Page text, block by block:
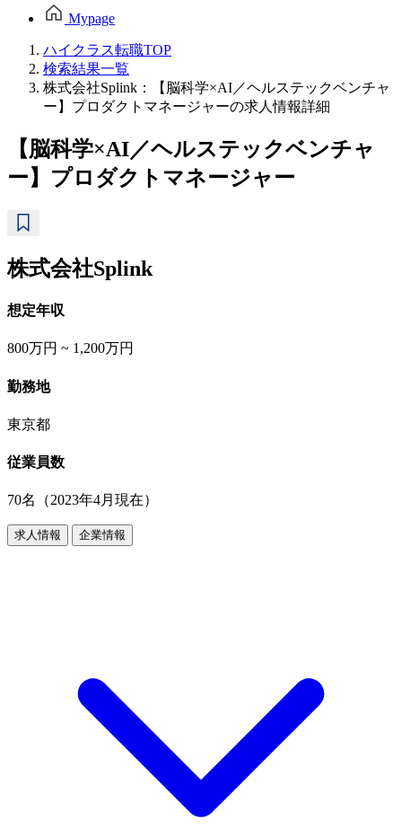
Mypage
ハイクラス転職TOP
検索結果一覧
株式会社Splink：【脳科学×AI／ヘルステックベンチャ
ー】プロダクトマネージャーの求人情報詳細
【脳科学×AI／ヘルステックベンチャ
ー】プロダクトマネージャー
株式会社Splink
想定年収
800万円 ~ 1,200万円
勤務地
東京都
従業員数
70名（2023年4月現在）
求人情報 企業情報